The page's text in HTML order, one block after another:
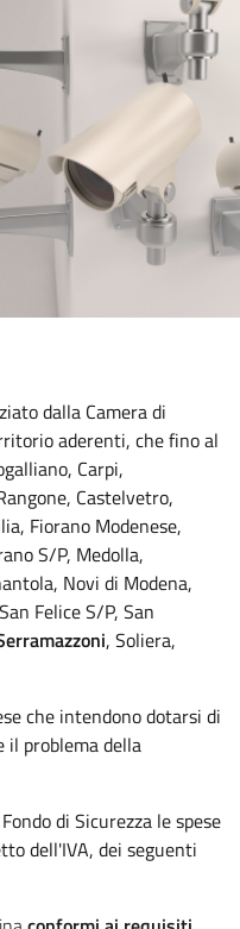
dalla Camera di
aderenti, che fino al
Carpi,
Castelvetro,
Fiorano Modenese,
S/P, Medolla,
Novi di Modena,
Felice S/P, San
, Soliera,
che intendono dotarsi di
il problema della
di Sicurezza le spese
dell'IVA, dei seguenti